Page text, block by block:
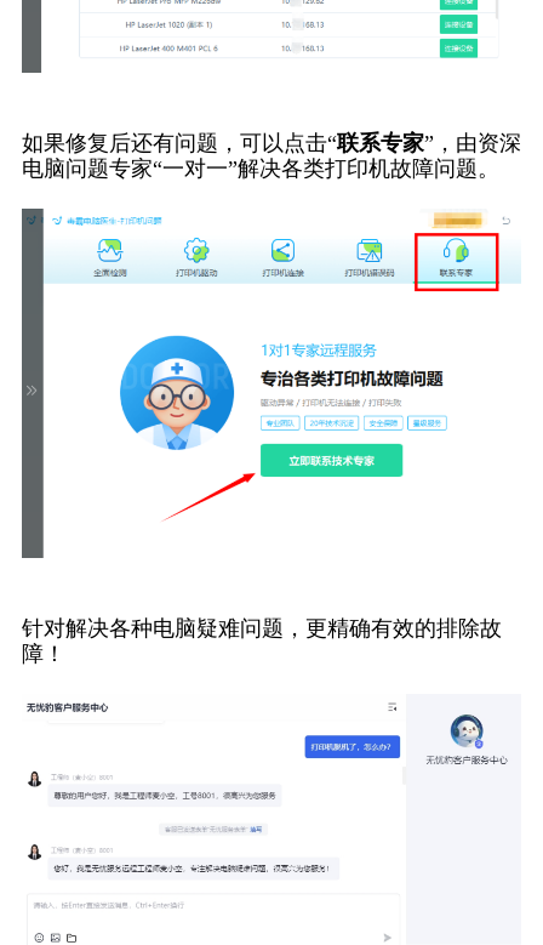
如果修复后还有问题，可以点击“联系专家”，由资深
电脑问题专家“一对一”解决各类打印机故障问题。
针对解决各种电脑疑难问题，更精确有效的排除故
障！